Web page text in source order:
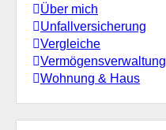
Über mich
Unfallversicherung
Vergleiche
Vermögensverwaltung
Wohnung & Haus